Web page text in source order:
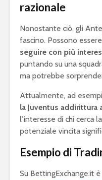
razionale
Nonostante ciò, gli
fascino. Possono
seguire con più
puntando su una
ma potrebbe
Attualmente, ad
la Juventus addirittura
l’interesse di chi cerca
potenziale vincita
Esempio di
Su BettingExchange.it